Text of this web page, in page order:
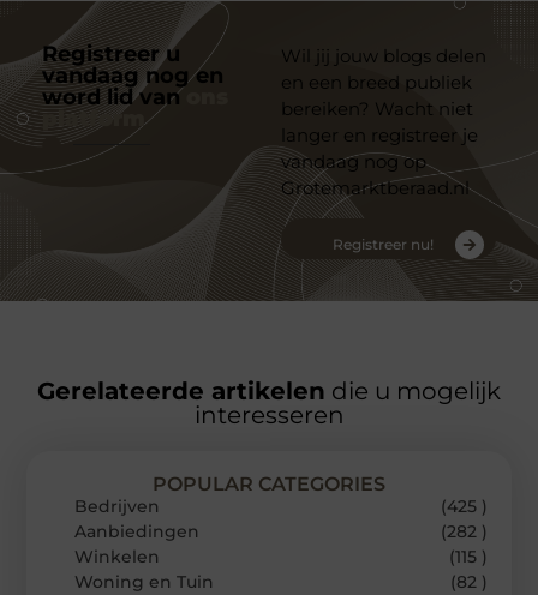
Registreer u
vandaag nog en
word lid van
platform
Wil jij jouw blogs delen
en een breed publiek
bereiken? Wacht niet
langer en registreer je
vandaag nog op
Grotemarktberaad.nl
Registreer nu!
Gerelateerde artikelen die u mogelijk
interesseren
POPULAR CATEGORIES
Bedrijven
(425 )
Aanbiedingen
(282 )
Winkelen
(115 )
Woning en Tuin
(82 )